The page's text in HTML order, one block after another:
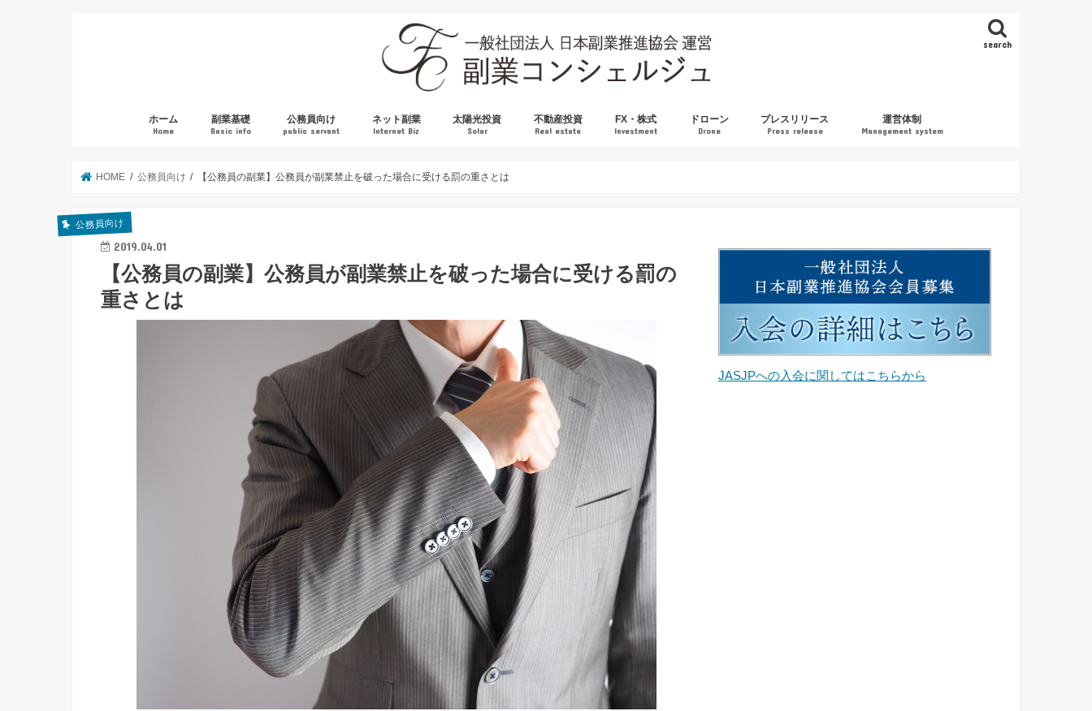
search
ホーム
Home
副業基礎
Basic info
公務員向け
public servant
ネット副業
Internet Biz
太陽光投資
Solar
不動産投資
Real estate
FX・株式
Investment
ドローン
Drone
プレスリリース
Press release
運営体制
Management system
HOME 公務員向け 【公務員の副業】公務員が副業禁止を破った場合に受ける罰の重さとは
公務員向け
2019.04.01
【公務員の副業】公務員が副業禁止を破った場合に受ける罰の
重さとは
JASJPへの入会に関してはこちらから